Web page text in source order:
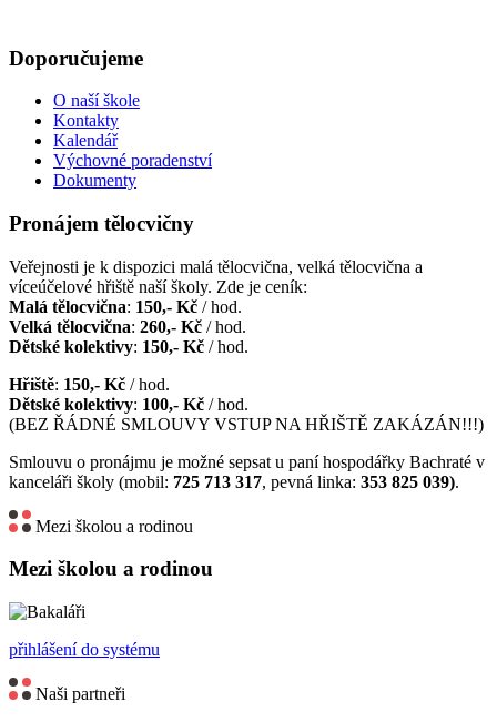
Doporučujeme
O naší škole
Kontakty
Kalendář
Výchovné poradenství
Dokumenty
Pronájem tělocvičny
Veřejnosti je k dispozici malá tělocvična, velká tělocvična a
víceúčelové hřiště naší školy. Zde je ceník:
Malá tělocvična: 150,- Kč / hod.
Velká tělocvična: 260,- Kč / hod.
Dětské kolektivy: 150,- Kč / hod.
Hřiště: 150,- Kč / hod.
Dětské kolektivy: 100,- Kč / hod.
(BEZ ŘÁDNÉ SMLOUVY VSTUP NA HŘIŠTĚ ZAKÁZÁN!!!)
Smlouvu o pronájmu je možné sepsat u paní hospodářky Bachraté v
kanceláři školy (mobil: 725 713 317, pevná linka: 353 825 039).
Mezi školou a rodinou
Mezi školou a rodinou
přihlášení do systému
Naši partneři